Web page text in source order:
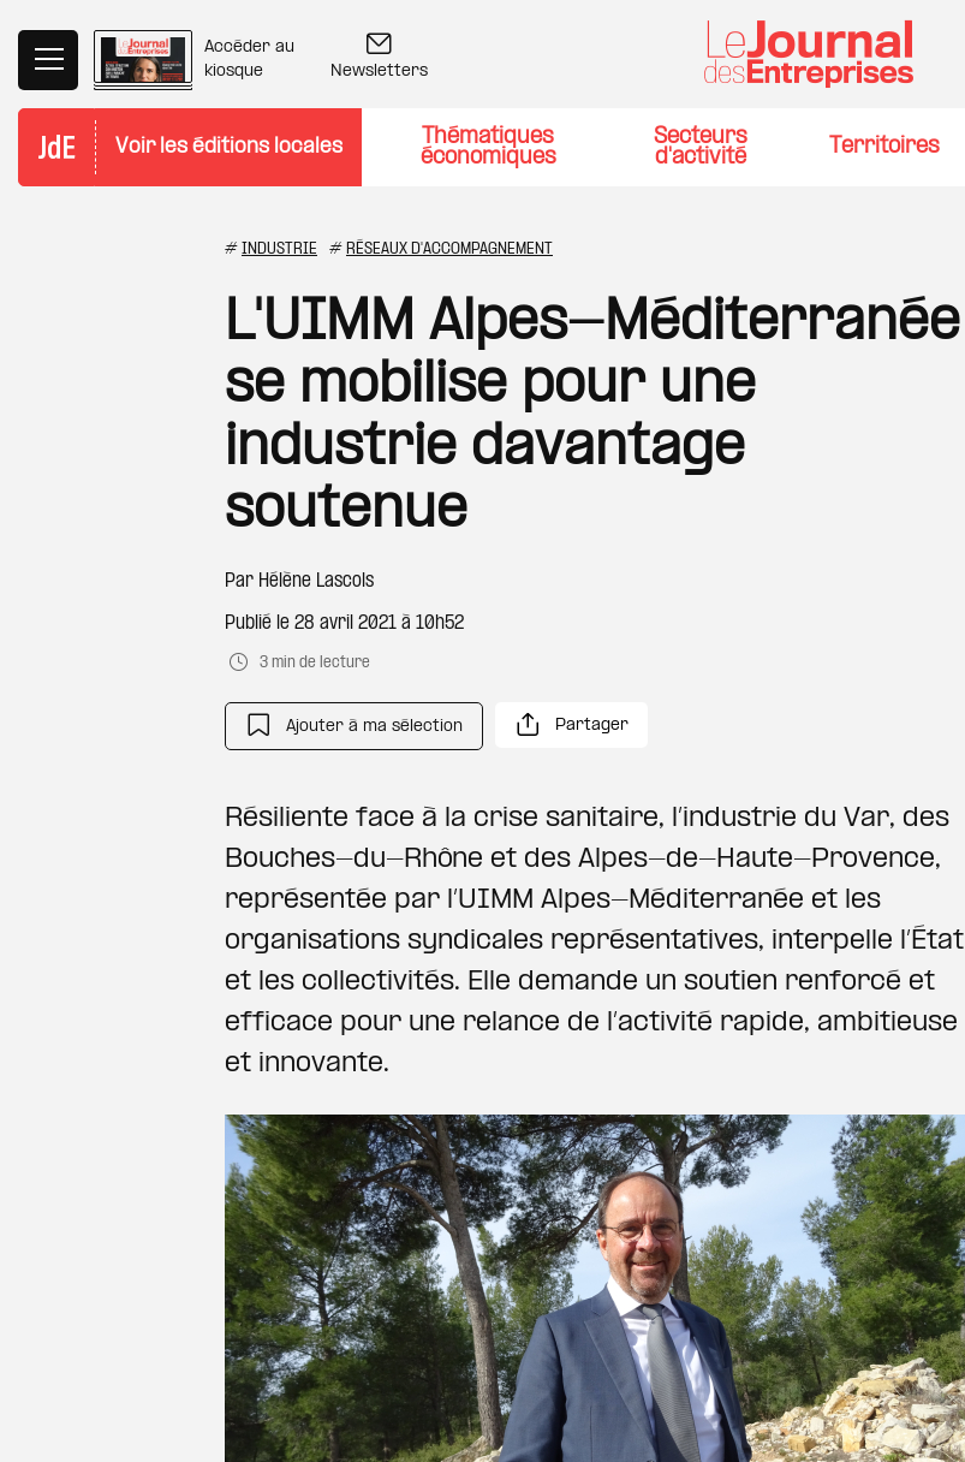
Accéder au
kiosque
Newsletters
Voir les éditions locales
Thématiques
économiques
Secteurs
d'activité
Territoires
# INDUSTRIE # RÉSEAUX D'ACCOMPAGNEMENT
L'UIMM Alpes-Méditerranée
se mobilise pour une
industrie davantage
soutenue
Par Hélène Lascols
Publié le 28 avril 2021 à 10h52
3 min de lecture
Ajouter à ma sélection Partager
Résiliente face à la crise sanitaire, l’industrie du Var, des
Bouches-du-Rhône et des Alpes-de-Haute-Provence,
représentée par l’UIMM Alpes-Méditerranée et les
organisations syndicales représentatives, interpelle l’État
et les collectivités. Elle demande un soutien renforcé et
efficace pour une relance de l’activité rapide, ambitieuse
et innovante.